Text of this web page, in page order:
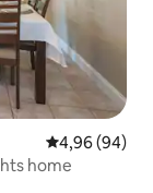
Prosječna
4,96 (94)
home